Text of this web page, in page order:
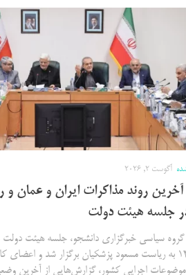
آگوست 2, 2026
روند مذاکرات ایران و عمان و
جلسه هیئت دولت
مرداد ۱۴۰۵ به ریاست مسعود پزشکیان برگزار شد و
اجرایی کشور، گزارش‌هایی از آخرین